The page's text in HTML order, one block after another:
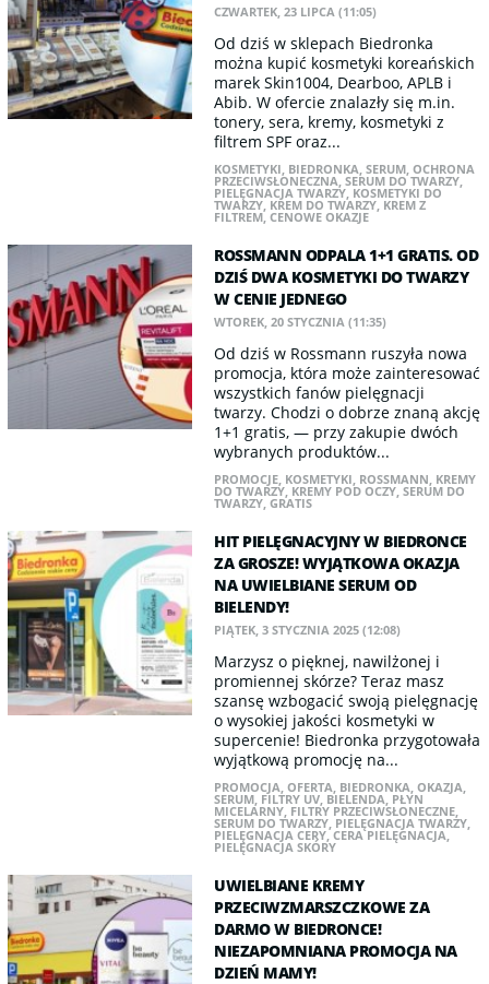
CZWARTEK, 23 LIPCA (11:05)
Od dziś w sklepach Biedronka
można kupić kosmetyki koreańskich
marek Skin1004, Dearboo, APLB i
Abib. W ofercie znalazły się m.in.
tonery, sera, kremy, kosmetyki z
filtrem SPF oraz...
KOSMETYKI, BIEDRONKA,SERUM,OCHRONA
PRZECIWSŁONECZNA,SERUM DO TWARZY,
PIELĘGNACJA TWARZY, KOSMETYKI DO
TWARZY, KREM DO TWARZY, KREM Z
FILTREM,CENOWE OKAZJE
ROSSMANN ODPALA 1+1 GRATIS. OD
DZIŚ DWA KOSMETYKI DO TWARZY
W CENIE JEDNEGO
WTOREK, 20 STYCZNIA (11:35)
Od dziś w Rossmann ruszyła nowa
promocja, która może zainteresować
wszystkich fanów pielęgnacji
twarzy. Chodzi o dobrze znaną akcję
1+1 gratis, — przy zakupie dwóch
wybranych produktów...
PROMOCJE, KOSMETYKI, ROSSMANN, KREMY
DO TWARZY, KREMY POD OCZY,SERUM DO
TWARZY,GRATIS
HIT PIELĘGNACYJNY W BIEDRONCE
ZA GROSZE! WYJĄTKOWA OKAZJA
NA UWIELBIANE SERUM OD
BIELENDY!
PIĄTEK, 3 STYCZNIA 2025 (12:08)
Marzysz o pięknej, nawilżonej i
promiennej skórze? Teraz masz
szansę wzbogacić swoją pielęgnację
o wysokiej jakości kosmetyki w
supercenie! Biedronka przygotowała
wyjątkową promocję na...
PROMOCJA,OFERTA, BIEDRONKA,OKAZJA,
SERUM, FILTRY UV, BIELENDA, PŁYN
MICELARNY, FILTRY PRZECIWSŁONECZNE,
SERUM DO TWARZY, PIELĘGNACJA TWARZY,
PIELĘGNACJA CERY,CERA PIELĘGNACJA,
PIELĘGNACJA SKÓRY
UWIELBIANE KREMY
PRZECIWZMARSZCZKOWE ZA
DARMO W BIEDRONCE!
NIEZAPOMNIANA PROMOCJA NA
DZIEŃ MAMY!